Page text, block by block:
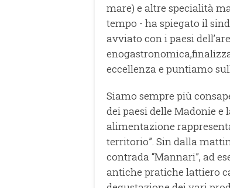
mare) e altre specialità
tempo - ha spiegato il
avviato con i paesi
eccellenza e puntiamo
Siamo sempre più
dei paesi delle Madonie
alimentazione
territorio”. Sin dalla
contrada “Mannari”, ad
antiche pratiche lattiero